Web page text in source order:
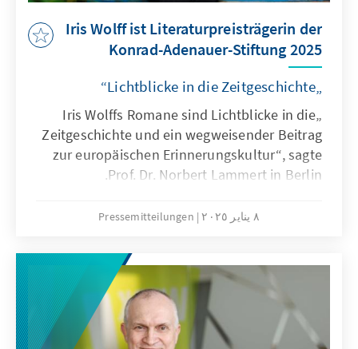
Iris Wolff ist Literaturpreisträgerin der
Konrad-Adenauer-Stiftung 2025
„Lichtblicke in die Zeitgeschichte“
„Iris Wolffs Romane sind Lichtblicke in die
Zeitgeschichte und ein wegweisender Beitrag
zur europäischen Erinnerungskultur“, sagte
Prof. Dr. Norbert Lammert in Berlin.
٨ يناير ٢٠٢٥ Pressemitteilungen